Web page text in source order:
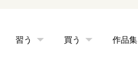
習う 買う 作品集